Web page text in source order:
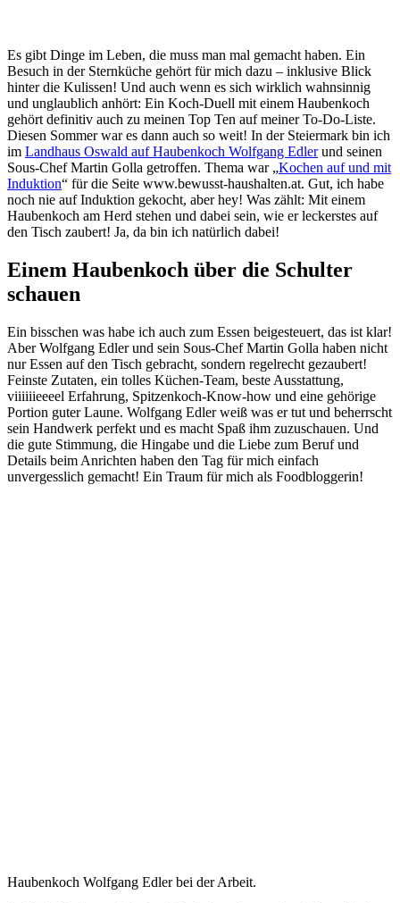
Es gibt Dinge im Leben, die muss man mal gemacht haben. Ein
Besuch in der Sternküche gehört für mich dazu – inklusive Blick
hinter die Kulissen! Und auch wenn es sich wirklich wahnsinnig
und unglaublich anhört: Ein Koch-Duell mit einem Haubenkoch
gehört definitiv auch zu meinen Top Ten auf meiner To-Do-Liste.
Diesen Sommer war es dann auch so weit! In der Steiermark bin ich
im Landhaus Oswald auf Haubenkoch Wolfgang Edlerund seinen
Sous-Chef Martin Golla getroffen. Thema war „Kochen auf und mit
Induktion“ für die Seite www.bewusst-haushalten.at. Gut, ich habe
noch nie auf Induktion gekocht, aber hey! Was zählt: Mit einem
Haubenkoch am Herd stehen und dabei sein, wie er leckerstes auf
den Tisch zaubert! Ja, da bin ich natürlich dabei!
Einem Haubenkoch über die Schulter
schauen
Ein bisschen was habe ich auch zum Essen beigesteuert, das ist klar!
Aber Wolfgang Edler und sein Sous-Chef Martin Golla haben nicht
nur Essen auf den Tisch gebracht, sondern regelrecht gezaubert!
Feinste Zutaten, ein tolles Küchen-Team, beste Ausstattung,
viiiiiieeeel Erfahrung, Spitzenkoch-Know-how und eine gehörige
Portion guter Laune. Wolfgang Edler weiß was er tut und beherrscht
sein Handwerk perfekt und es macht Spaß ihm zuzuschauen. Und
die gute Stimmung, die Hingabe und die Liebe zum Beruf und
Details beim Anrichten haben den Tag für mich einfach
unvergesslich gemacht! Ein Traum für mich als Foodbloggerin!
Haubenkoch Wolfgang Edler bei der Arbeit.